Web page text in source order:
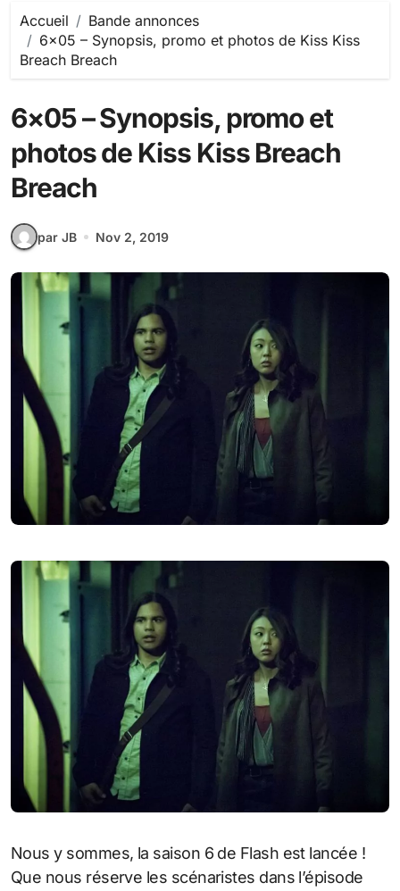
Accueil
Bande annonces
6×05 – Synopsis, promo et photos de Kiss Kiss
Breach Breach
6×05 – Synopsis, promo et
photos de Kiss Kiss Breach
Breach
par JB Nov 2, 2019
Nous y sommes, la saison 6 de Flash est lancée !
Que nous réserve les scénaristes dans l’épisode